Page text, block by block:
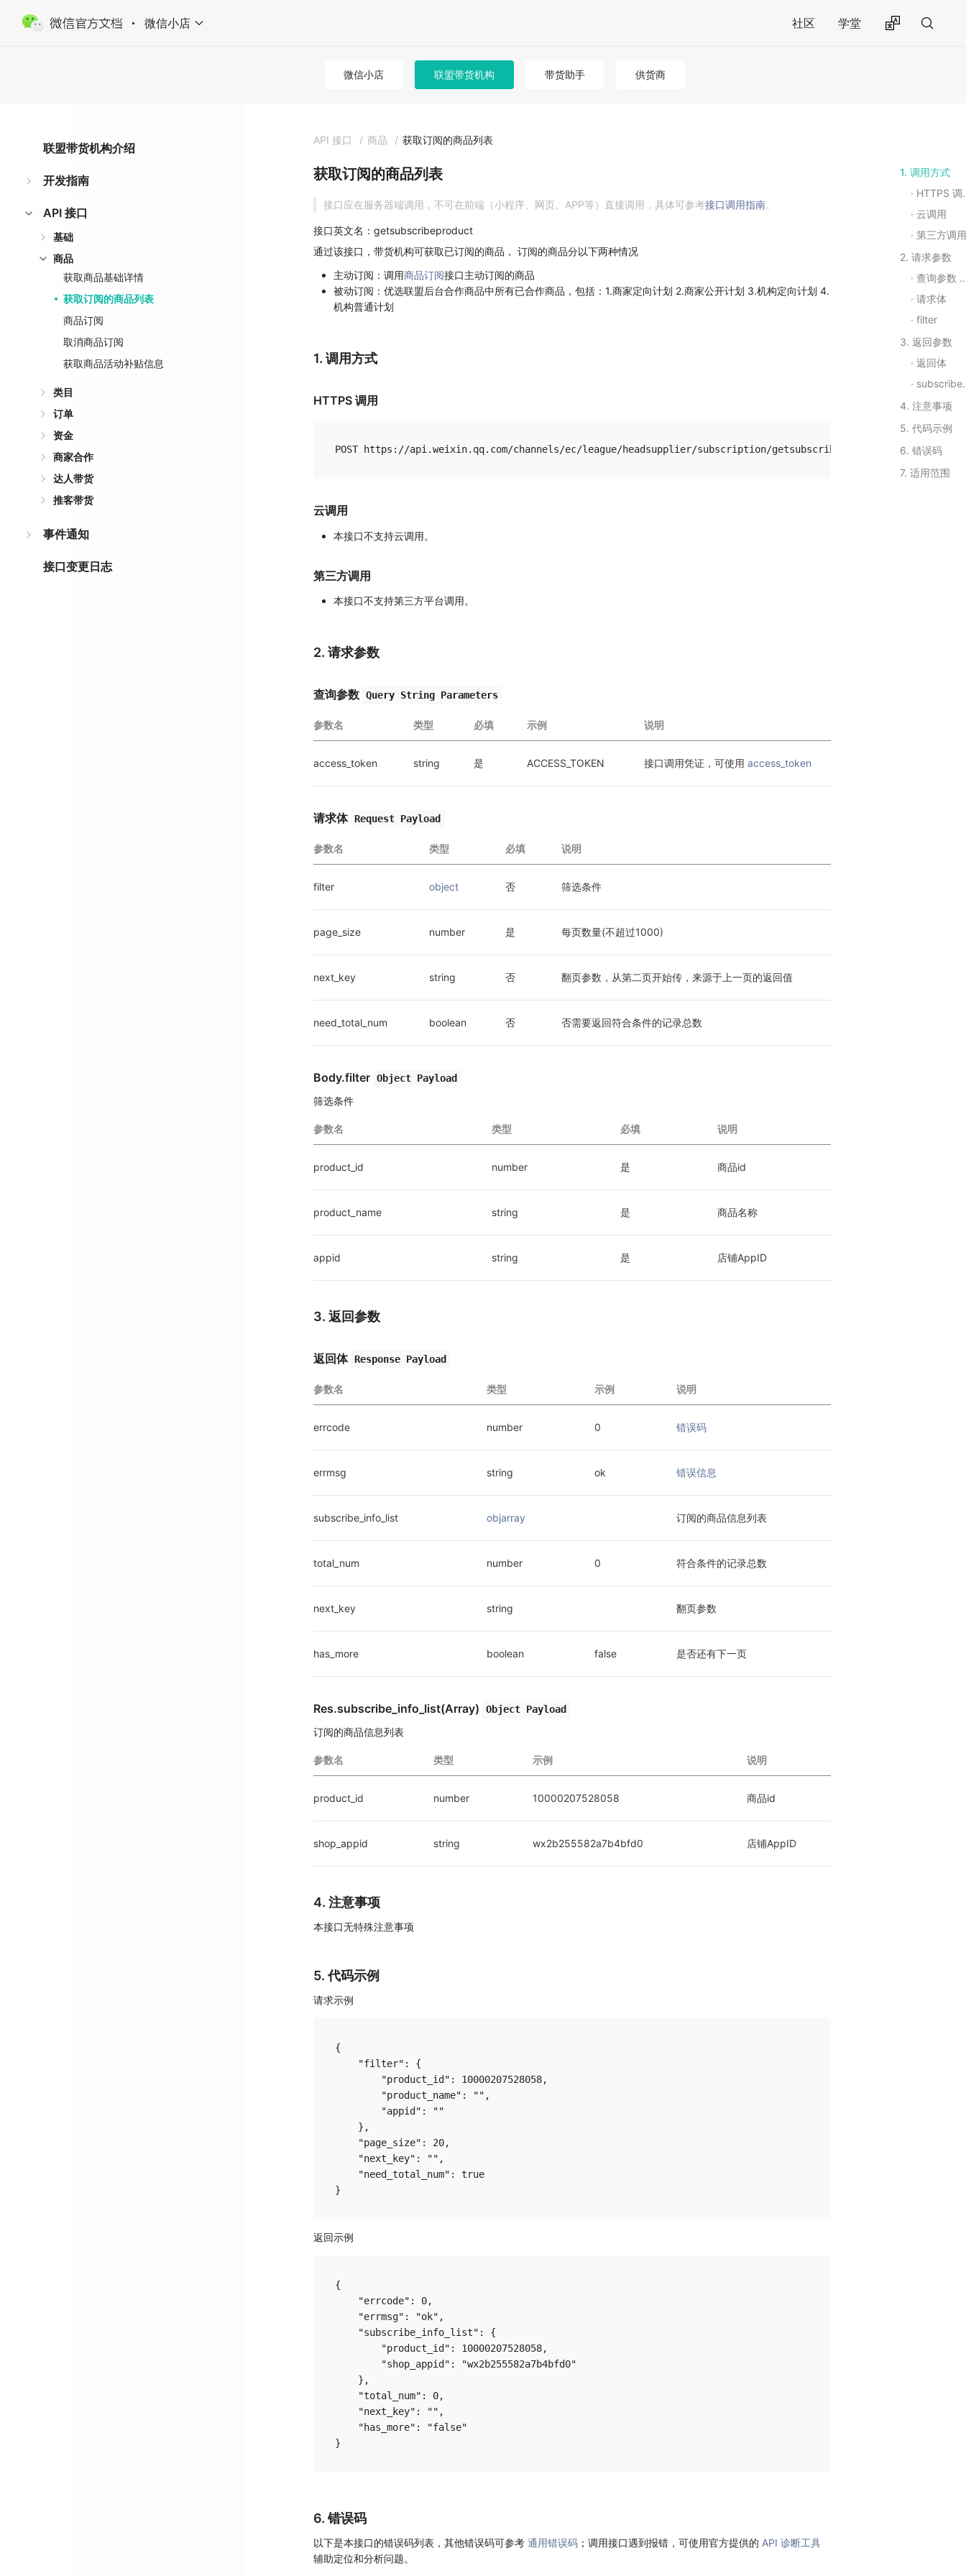
微信小店 社区 学堂
微信小店 联盟带货机构 带货助手 供货商
联盟带货机构介绍
开发指南
API 接口
基础
商品
获取商品基础详情
获取订阅的商品列表
商品订阅
取消商品订阅
获取商品活动补贴信息
类目
订单
资金
商家合作
达人带货
推客带货
事件通知
接口变更日志
API 接口 / 商品 / 获取订阅的商品列表
获取订阅的商品列表
接口应在服务器端调用，不可在前端（小程序、网页、APP等）直接调用，具体可参考接口调用指南。
接口英文名：getsubscribeproduct
通过该接口，带货机构可获取已订阅的商品， 订阅的商品分以下两种情况
主动订阅：调用商品订阅接口主动订阅的商品
被动订阅：优选联盟后台合作商品中所有已合作商品，包括：1.商家定向计划 2.商家公开计划 3.机构定向计划 4.
机构普通计划
1. 调用方式
HTTPS 调用
云调用
本接口不支持云调用。
第三方调用
本接口不支持第三方平台调用。
2. 请求参数
查询参数 Query String Parameters
参数名 类型 必填 示例 说明
access_token string 是 ACCESS_TOKEN 接口调用凭证，可使用 access_token
请求体 Request Payload
参数名 类型 必填 说明
filter object 否 筛选条件
page_size number 是 每页数量(不超过1000)
next_key string 否 翻页参数，从第二页开始传，来源于上一页的返回值
need_total_num boolean 否 否需要返回符合条件的记录总数
Body.filter Object Payload
筛选条件
参数名 类型 必填 说明
product_id number 是 商品id
product_name string 是 商品名称
appid string 是 店铺AppID
3. 返回参数
返回体 Response Payload
参数名 类型 示例 说明
errcode number 0 错误码
errmsg string ok 错误信息
subscribe_info_list objarray 订阅的商品信息列表
total_num number 0 符合条件的记录总数
next_key string 翻页参数
has_more boolean false 是否还有下一页
Res.subscribe_info_list(Array) Object Payload
订阅的商品信息列表
参数名 类型 示例 说明
product_id number 10000207528058 商品id
shop_appid string wx2b255582a7b4bfd0 店铺AppID
4. 注意事项
本接口无特殊注意事项
5. 代码示例
请求示例
{
    "filter": {
        "product_id": 10000207528058,
        "product_name": "",
        "appid": ""
    },
    "page_size": 20,
    "next_key": "",
    "need_total_num": true
返回示例
{
    "errcode": 0,
    "errmsg": "ok",
    "subscribe_info_list": {
        "product_id": 10000207528058,
        "shop_appid": "wx2b255582a7b4bfd0"
    },
    "total_num": 0,
    "next_key": "",
    "has_more": "false"
6. 错误码
以下是本接口的错误码列表，其他错误码可参考 通用错误码 ；调用接口遇到报错，可使用官方提供的 API 诊断工具
辅助定位和分析问题。
1. 调用方式
HTTPS 调用
云调用
第三方调用
2. 请求参数
查询参数 Query String Parameters
请求体
filter
3. 返回参数
返回体
subscribeinfolist(Array)
4. 注意事项
5. 代码示例
6. 错误码
7. 适用范围